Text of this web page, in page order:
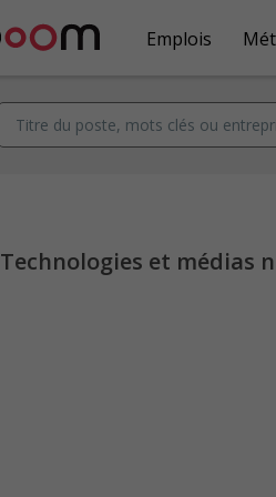
Emplois
Technologies et médias